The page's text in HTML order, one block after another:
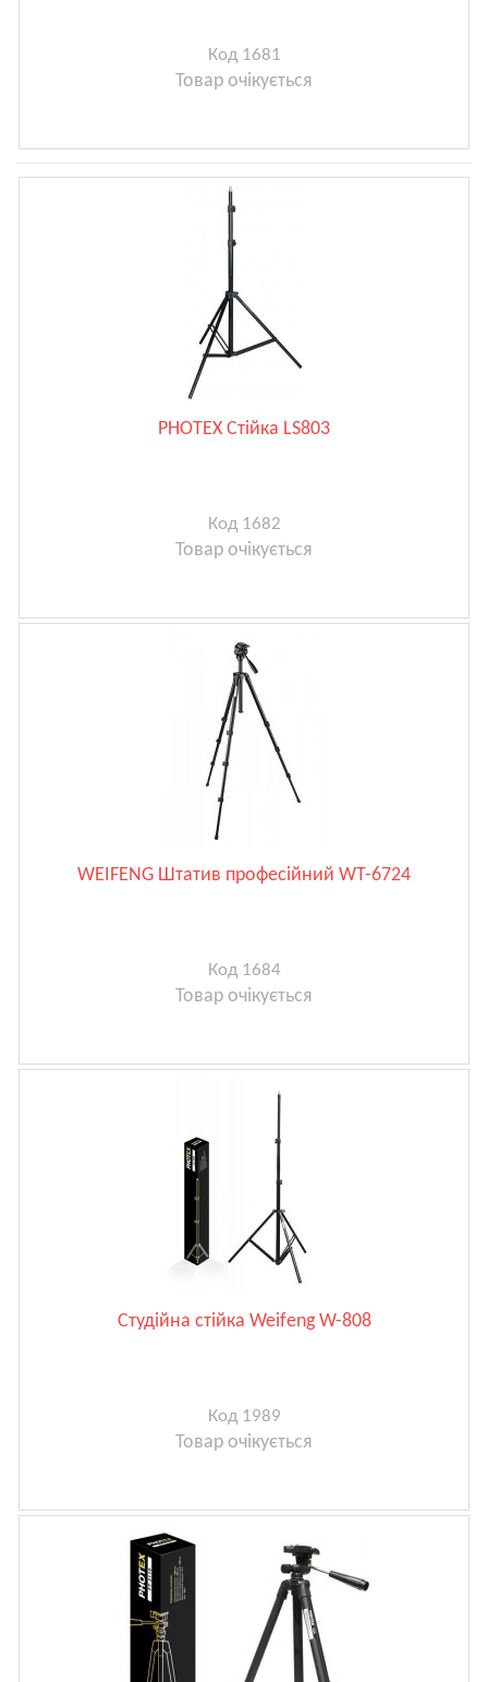
Код 1681
Товар очікується
PHOTEX Стійка LS803
Код 1682
Товар очікується
WEIFENG Штатив професійний WT-6724
Код 1684
Товар очікується
Студійна стійка Weifeng W-808
Код 1989
Товар очікується